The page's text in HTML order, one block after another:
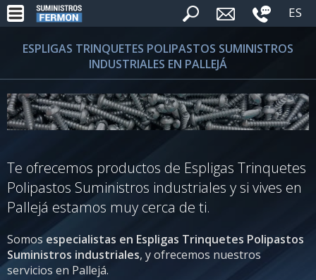
ES
ESPLIGAS TRINQUETES POLIPASTOS SUMINISTROS
INDUSTRIALES EN PALLEJÁ
Te ofrecemos productos de Espligas Trinquetes
Polipastos Suministros industriales y si vives en
Pallejá estamos muy cerca de ti.
Somos especialistas en Espligas Trinquetes Polipastos
Suministros industriales, y ofrecemos nuestros
servicios en Pallejá.